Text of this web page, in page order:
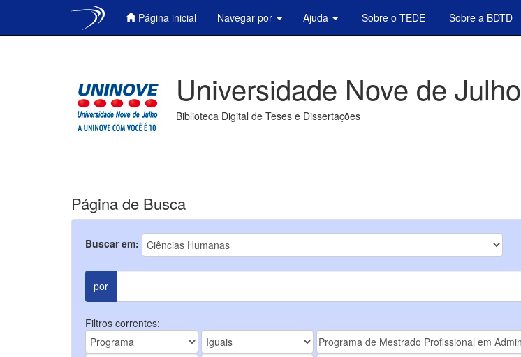
Página inicial Navegar por Ajuda Sobre o TEDE Sobre a BDTD
Universidade Nove de Julho
Biblioteca Digital de Teses e Dissertações
Página de Busca
Buscar em:
por
Filtros correntes: